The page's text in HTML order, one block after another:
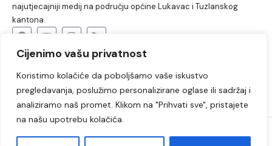
Cijenimo vašu privatnost
Koristimo kolačiće da poboljšamo vaše iskustvo
pregledavanja, poslužimo personalizirane oglase ili sadržaj i
analiziramo naš promet. Klikom na "Prihvati sve", pristajete
na našu upotrebu kolačića.
najutjecajniji medij na području općine Lukavac i Tuzlanskog
kantona.
Lukavac Društvo Crna hronika
Sport
Kultura
Kolumne Slobodno vrijeme